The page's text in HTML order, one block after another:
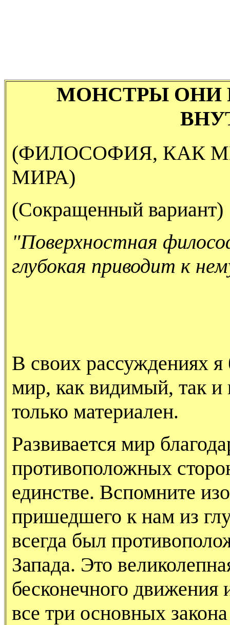
МОНСТРЫ ОНИ
(ФИЛОСОФИЯ, КАК
МИРА)
(Сокращенный вариант)
"Поверхностная
глубокая приводит к
В своих рассуждениях я
мир, как видимый, так
только материален.
Развивается мир
противоположных
единстве. Вспомните
пришедшего к нам из
всегда был
Запада. Это
бесконечного
все три основных